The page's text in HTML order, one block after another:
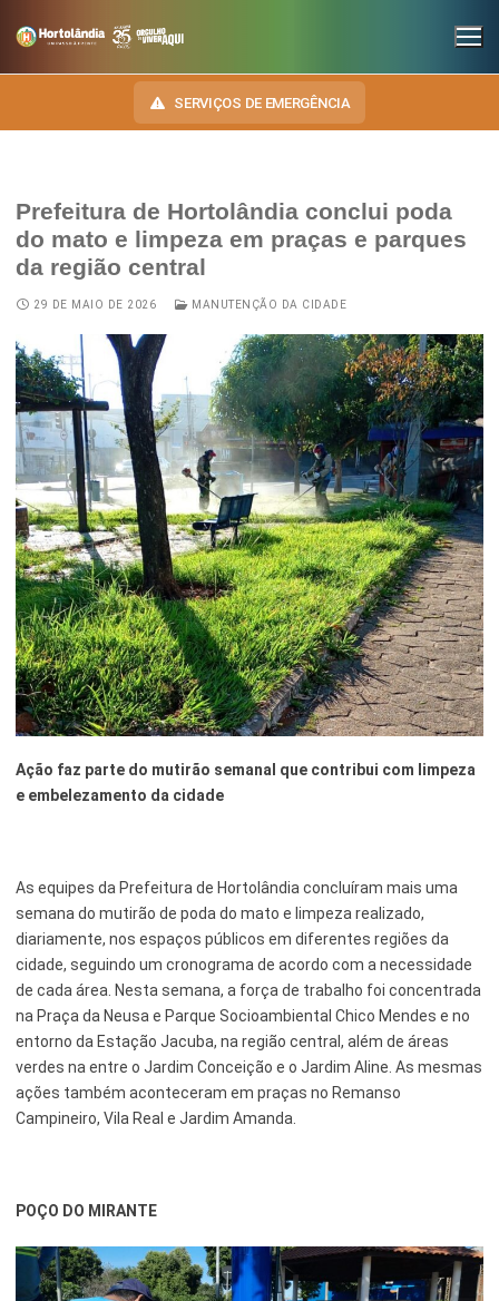
SERVIÇOS DE EMERGÊNCIA
INSTITUCIONAL
SECRETARIAS
Administração e Gestão de Pessoal
Assuntos Jurídicos
Cultura
Desenvolvimento Econômico, Trabalho, Turismo e Inovação
Educação, Ciência e Tecnologia
Esporte e Lazer
Finanças
Governo
Habitação
Inclusão e Desenvolvimento Social
Climáticos
Planejamento Urbano e Gestão Estratégica
Segurança Pública
Serviços Urbanos
Tecnologia e Inovação
NOSSA CIDADE
HINO, BRASÃO E BANDEIRA
Autoridades do Município
Downloads
Telefones Úteis
Notícias Anteriores a 2024
TRANSPARÊNCIA
OUVIDORIA
DIÁRIO OFICIAL
LEIS MUNICIPAIS
Prefeitura de Hortolândia conclui poda
do mato e limpeza em praças e parques
da região central
29 DE MAIO DE 2026 MANUTENÇÃO DA CIDADE
Ação faz parte do mutirão semanal que contribui com limpeza
e embelezamento da cidade
As equipes da Prefeitura de Hortolândia concluíram mais uma
semana do mutirão de poda do mato e limpeza realizado,
diariamente, nos espaços públicos em diferentes regiões da
cidade, seguindo um cronograma de acordo com a necessidade
de cada área. Nesta semana, a força de trabalho foi concentrada
na Praça da Neusa e Parque Socioambiental Chico Mendes e no
entorno da Estação Jacuba, na região central, além de áreas
verdes na entre o Jardim Conceição e o Jardim Aline. As mesmas
ações também aconteceram em praças no Remanso
Campineiro, Vila Real e Jardim Amanda.
POÇO DO MIRANTE